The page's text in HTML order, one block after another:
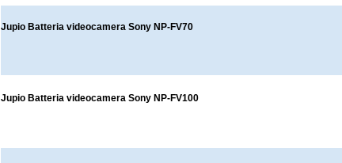
Jupio Batteria videocamera Sony NP-FV70
Jupio Batteria videocamera Sony NP-FV100